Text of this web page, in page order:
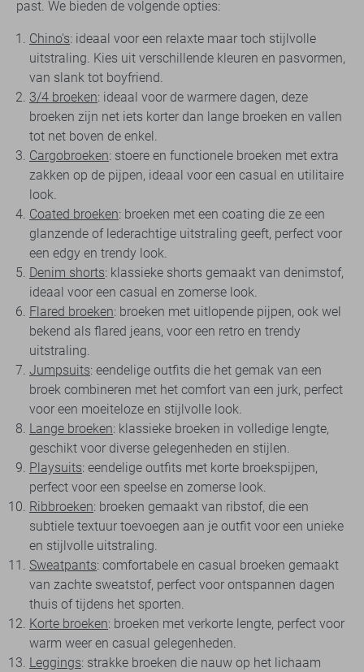
past. We bieden de volgende opties:
Chino's: ideaal voor een relaxte maar toch stijlvolle
uitstraling. Kies uit verschillende kleuren en pasvormen,
van slank tot boyfriend.
3/4 broeken: ideaal voor de warmere dagen, deze
broeken zijn net iets korter dan lange broeken en vallen
tot net boven de enkel.
Cargobroeken: stoere en functionele broeken met extra
zakken op de pijpen, ideaal voor een casual en utilitaire
look.
Coated broeken: broeken met een coating die ze een
glanzende of lederachtige uitstraling geeft, perfect voor
een edgy en trendy look.
Denim shorts: klassieke shorts gemaakt van denimstof,
ideaal voor een casual en zomerse look.
Flared broeken: broeken met uitlopende pijpen, ook wel
bekend als flared jeans, voor een retro en trendy
uitstraling.
Jumpsuits: eendelige outfits die het gemak van een
broek combineren met het comfort van een jurk, perfect
voor een moeiteloze en stijlvolle look.
Lange broeken: klassieke broeken in volledige lengte,
geschikt voor diverse gelegenheden en stijlen.
Playsuits: eendelige outfits met korte broekspijpen,
perfect voor een speelse en zomerse look.
Ribbroeken: broeken gemaakt van ribstof, die een
subtiele textuur toevoegen aan je outfit voor een unieke
en stijlvolle uitstraling.
Sweatpants: comfortabele en casual broeken gemaakt
van zachte sweatstof, perfect voor ontspannen dagen
thuis of tijdens het sporten.
Korte broeken: broeken met verkorte lengte, perfect voor
warm weer en casual gelegenheden.
Leggings: strakke broeken die nauw op het lichaam